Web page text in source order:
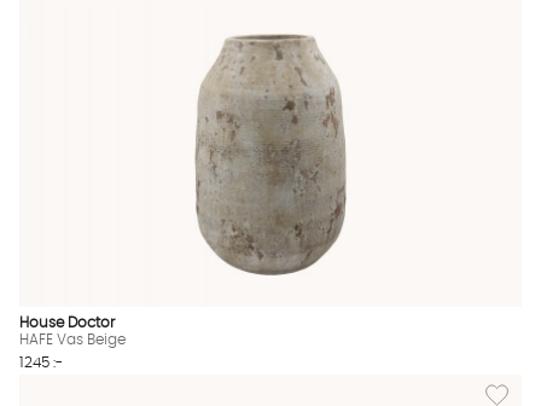
House Doctor
HAFE Vas Beige
1245 :-
Lägg